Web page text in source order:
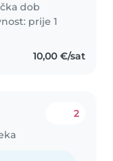
dob
prije 1
10,00 €/sat
2